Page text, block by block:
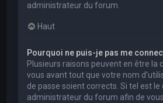
administrateur du forum.
Haut
Pourquoi ne puis-je pas me
Plusieurs raisons peuvent en être la
vous avant tout que votre nom
de passe soient corrects. Si tel est
administrateur du forum afin de